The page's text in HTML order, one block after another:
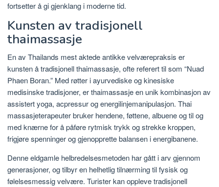
fortsetter å gi gjenklang i moderne tid.
Kunsten av tradisjonell
thaimassasje
En av Thailands mest aktede antikke velværepraksis er
kunsten å tradisjonell thaimassasje, ofte referert til som “Nuad
Phaen Boran.” Med røtter i ayurvediske og kinesiske
medisinske tradisjoner, er thaimassasje en unik kombinasjon av
assistert yoga, acpressur og energilinjemanipulasjon. Thai
massasjeterapeuter bruker hendene, føttene, albuene og til og
med knærne for å påføre rytmisk trykk og strekke kroppen,
frigjøre spenninger og gjenopprette balansen i energibanene.
Denne eldgamle helbredelsesmetoden har gått i arv gjennom
generasjoner, og tilbyr en helhetlig tilnærming til fysisk og
følelsesmessig velvære. Turister kan oppleve tradisjonell